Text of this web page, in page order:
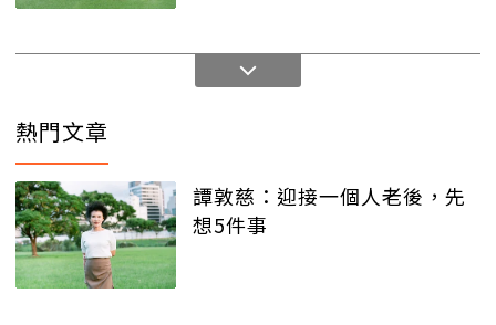
熱門文章
譚敦慈：迎接一個人老後，先
想5件事